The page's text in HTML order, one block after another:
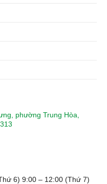
phường Trung Hòa,
6) 9:00 – 12:00 (Thứ 7)